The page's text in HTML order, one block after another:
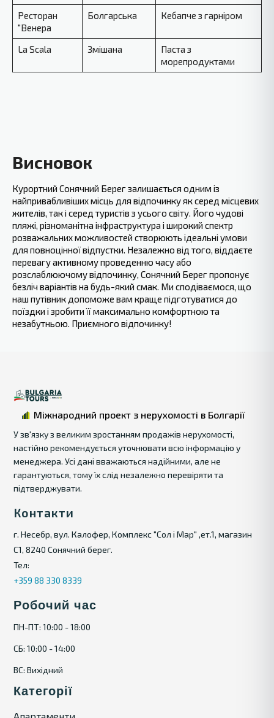
Ресторан
"Венера
Болгарська Кебапче з гарніром
La Scala Змішана
Паста з
морепродуктами
Висновок
Курортний Сонячний Берег залишається одним із
найпривабливіших місць для відпочинку як серед місцевих
жителів, так і серед туристів з усього світу. Його чудові
пляжі, різноманітна інфраструктура і широкий спектр
розважальних можливостей створюють ідеальні умови
для повноцінної відпустки. Незалежно від того, віддаєте
перевагу активному проведенню часу або
розслаблюючому відпочинку, Сонячний Берег пропонує
безліч варіантів на будь-який смак. Ми сподіваємося, що
наш путівник допоможе вам краще підготуватися до
поїздки і зробити її максимально комфортною та
незабутньою. Приємного відпочинку!
Міжнародний проект з нерухомості в Болгарії
У зв'язку з великим зростанням продажів нерухомості,
настійно рекомендується уточнювати всю інформацію у
менеджера. Усі дані вважаються надійними, але не
гарантуються, тому їх слід незалежно перевіряти та
підтверджувати.
Контакти
г. Несебр, вул. Калофер, Комплекс "Сол і Мар" ,ет.1, магазин
С1, 8240 Сонячний берег.
Тел:
+359 88 330 8339
Робочий час
ПН-ПТ: 10:00 - 18:00
СБ: 10:00 - 14:00
ВС: Вихідний
Категорії